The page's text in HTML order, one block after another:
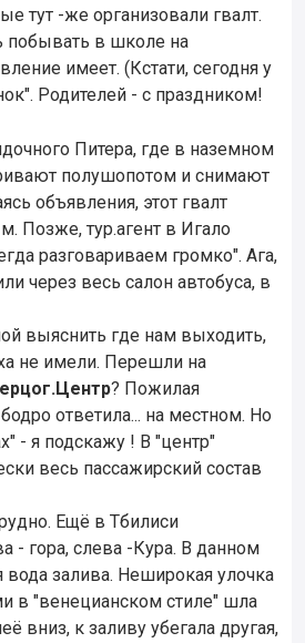
тут -же организовали гвалт.
побывать в школе на
имеет. (Кстати, сегодня у
Родителей - с праздником!
Питера, где в наземном
полушопотом и снимают
объявления, этот гвалт
Позже, тур.агент в Игало
разговариваем громко". Ага,
через весь салон автобуса, в
выяснить где нам выходить,
не имели. Перешли на
? Пожилая
ответила... на местном. Но
- я подскажу ! В "центр"
весь пассажирский состав
Ещё в Тбилиси
- гора, слева -Кура. В данном
вода залива. Неширокая улочка
в "венецианском стиле" шла
вниз, к заливу убегала другая,